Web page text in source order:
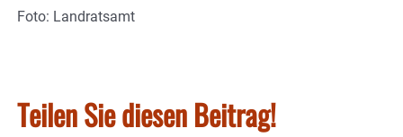
Foto: Landratsamt
Teilen Sie diesen Beitrag!